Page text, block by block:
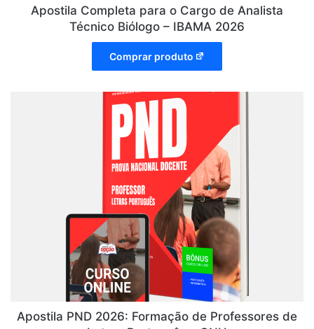
Apostila Completa para o Cargo de Analista
Técnico Biólogo – IBAMA 2026
Comprar produto
Apostila PND 2026: Formação de Professores de